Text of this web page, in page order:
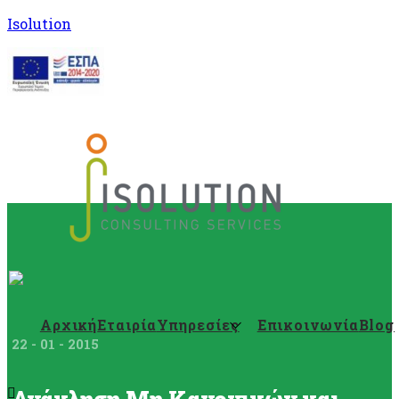
Isolution
ΑρχικήΕταιρίαΥπηρεσίες ΕπικοινωνίαBlog
22 - 01 - 2015